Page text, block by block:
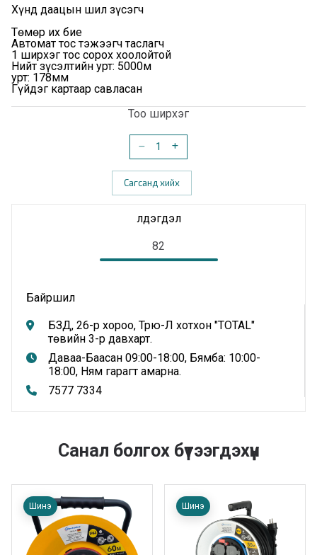
Хүнд даацын шил зүсэгч
Төмөр их бие
Автомат тос тэжээгч таслагч
1 ширхэг тос сорох хоолойтой
Нийт зүсэлтийн урт: 5000м
урт: 178мм
Гүйдэг картаар савласан
Тоо ширхэг
Сагсанд хийх
Байршил
БЗД, 26-р хороо, Трю-Л хотхон "TOTAL"
төвийн 3-р давхарт.
Даваа-Баасан 09:00-18:00, Бямба: 10:00-
18:00, Ням гарагт амарна.
7577 7334
Үлдэгдэл
82
Санал болгох бүтээгдэхүүн
Шинэ Шинэ